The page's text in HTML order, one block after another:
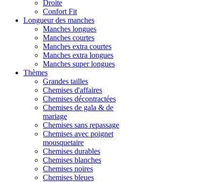
Droite
Confort Fit
Longueur des manches
Manches longues
Manches courtes
Manches extra courtes
Manches extra longues
Manches super longues
Thèmes
Grandes tailles
Chemises d'affaires
Chemises décontractées
Chemises de gala & de
mariage
Chemises sans repassage
Chemises avec poignet
mousquetaire
Chemises durables
Chemises blanches
Chemises noires
Chemises bleues